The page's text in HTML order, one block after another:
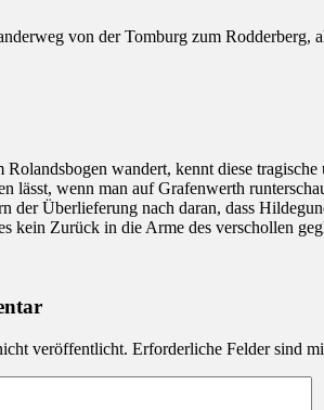
von der Tomburg zum Rodderberg,
Rolandsbogen wandert, kennt diese
lässt, wenn man auf Grafenwerth
der Überlieferung nach daran, dass
kein Zurück in die Arme des verschollen
veröffentlicht. Erforderliche Felder sind